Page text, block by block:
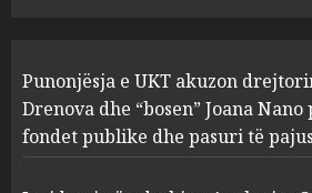
2
Apolonia-
procedim
Kokëdhimën
MARCH 27, 2025
Punonjësja e UKT akuzon
Drenova dhe “bosen” Joana
fondet publike dhe pasuri të